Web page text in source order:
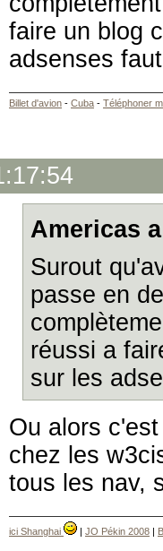
faire un blog
adsenses
Billet d'avion - Cuba - Téléphoner
Americas
Surout
passe en
réussi a
sur les
Ou alors
chez les
tous les nav,
ici Shanghai | JO Pékin 2008 |